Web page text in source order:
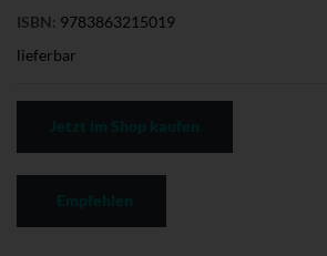
ISBN: 9783863215019
lieferbar